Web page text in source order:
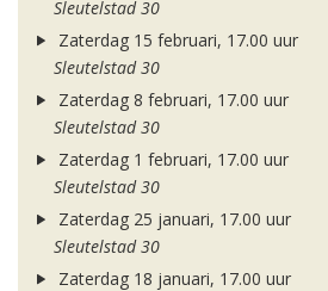
Sleutelstad 30
Zaterdag 15 februari, 17.00 uur
Sleutelstad 30
Zaterdag 8 februari, 17.00 uur
Sleutelstad 30
Zaterdag 1 februari, 17.00 uur
Sleutelstad 30
Zaterdag 25 januari, 17.00 uur
Sleutelstad 30
Zaterdag 18 januari, 17.00 uur